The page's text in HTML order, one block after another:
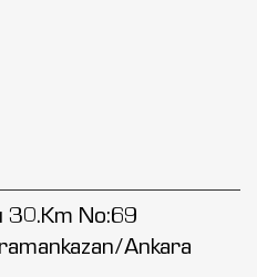
30.Km No:69
Ankara